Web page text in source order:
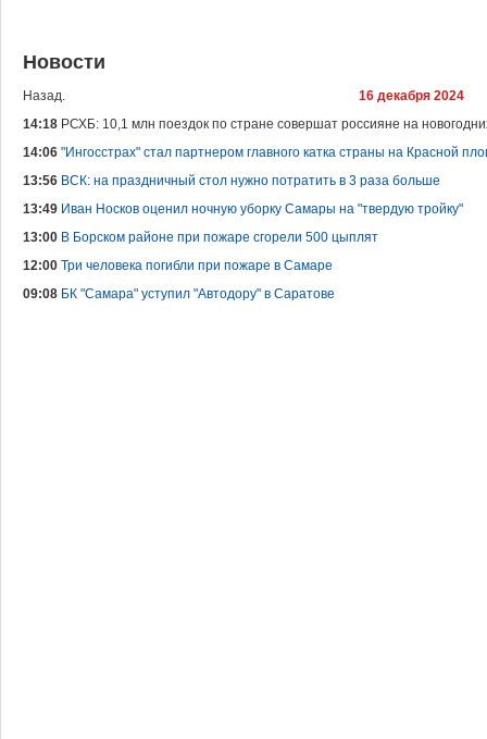
Новости
Назад.
16 декабря 2024
14:18 РСХБ: 10,1 млн поездок по стране совершат россияне на
14:06 "Ингосстрах" стал партнером главного катка страны на Красной
13:56 ВСК: на праздничный стол нужно потратить в 3 раза больше
13:49 Иван Носков оценил ночную уборку Самары на "твердую тройку"
13:00 В Борском районе при пожаре сгорели 500 цыплят
12:00 Три человека погибли при пожаре в Самаре
09:08 БК "Самара" уступил "Автодору" в Саратове